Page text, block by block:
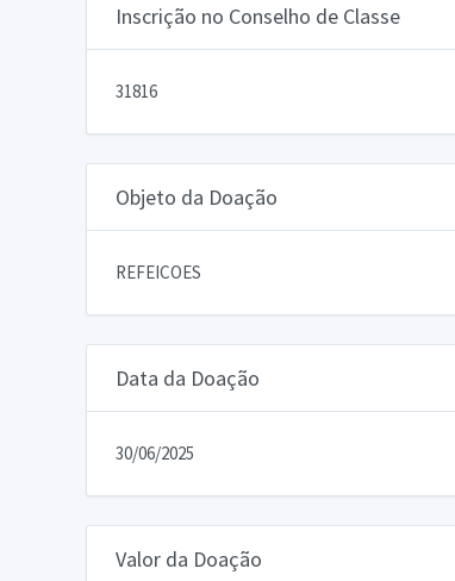
Inscrição no Conselho de Classe
31816
Objeto da Doação
REFEICOES
Data da Doação
30/06/2025
Valor da Doação